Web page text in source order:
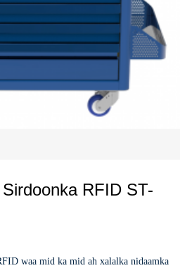
RFID ST-
waa mid ka mid ah xalalka nidaamka